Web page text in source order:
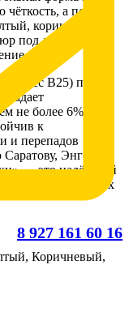
8 927 161 60 16
а полная
коричневый,
под любое
B25) по
не более 6% и
к
и перепадов
Энгельсу
— это надёжный
и садовых
Коричневый,